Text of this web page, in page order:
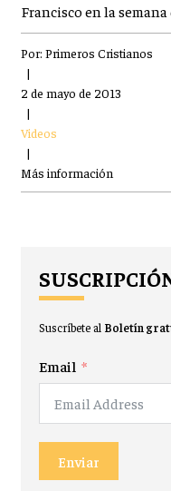
Francisco en la
Por: Primeros Cristianos
|
2 de mayo de 2013
|
Videos
|
Más información
Suscríbete al Boletín
Email
Enviar